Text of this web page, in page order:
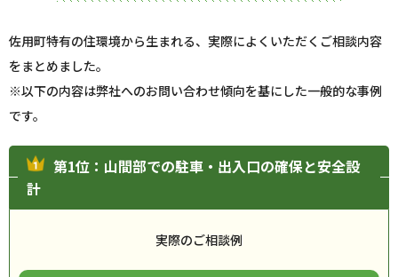
佐用町特有の住環境から生まれる、実際によくいただくご相談内容
をまとめました。
※以下の内容は弊社へのお問い合わせ傾向を基にした一般的な事例
です。
第1位：山間部での駐車・出入口の確保と安全設
計
実際のご相談例